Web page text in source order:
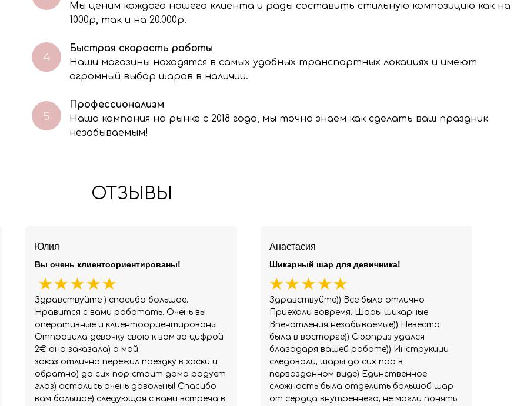
электронную форму, Вы даете согласие на обработку, сбор, хранение и передачу
Вами информации на условиях Политики обработки персональных данных.
Мы ценим каждого нашего клиента и рады составить стильную композицию как на
1000р, так и на 20.000р.
Быстрая скорость работы
Наши магазины находятся в самых удобных транспортных локациях и имеют
огромный выбор шаров в наличии.
Профессионализм
Наша компания на рынке с 2018 года, мы точно знаем как сделать ваш праздник
незабываемым!
ОТЗЫВЫ
Юлия
Здравствуйте ) спасибо большое.
Нравится с вами работать. Очень вы
оперативные и клиентоориентированы.
Отправила девочку свою к вам за цифрой
2€ она заказала) а мой
заказ отлично пережил поездку в хаски и
обратно) до сих пор стоит дома радует
глаз) остались очень довольны! Спасибо
вам большое) следующая с вами встреча в
Вы очень клиентоориентированы!
Анастасия
Здравствуйте)) Все было отлично
Приехали вовремя. Шары шикарные
Впечатления незабываемые)) Невеста
была в восторге)) Сюрприз удался
благодаря вашей работе)) Инструкции
следовали, шары до сих пор в
первозданном виде) Единственное
сложность была отделить большой шар
от сердца внутреннего, не могли понять
Шикарный шар для девичника!